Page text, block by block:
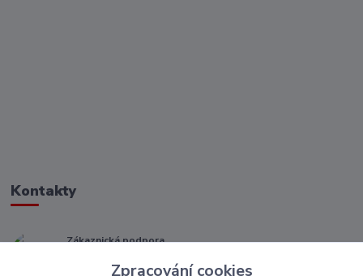
Kontakty
Zákaznická podpora
(Po-Pá, 8-16 hod.)Zpracování cookies